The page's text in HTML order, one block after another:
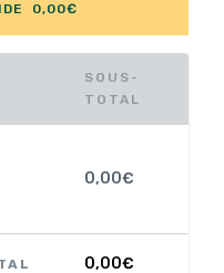
SOUS-
TOTAL
0,00€
0,00€
0,00€